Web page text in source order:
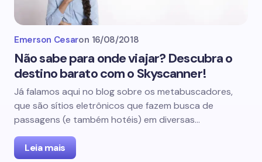
Emerson Cesaron 16/08/2018
Não sabe para onde viajar? Descubra o
destino barato com o Skyscanner!
Já falamos aqui no blog sobre os metabuscadores,
que são sítios eletrônicos que fazem busca de
passagens (e também hotéis) em diversas…
Leia mais